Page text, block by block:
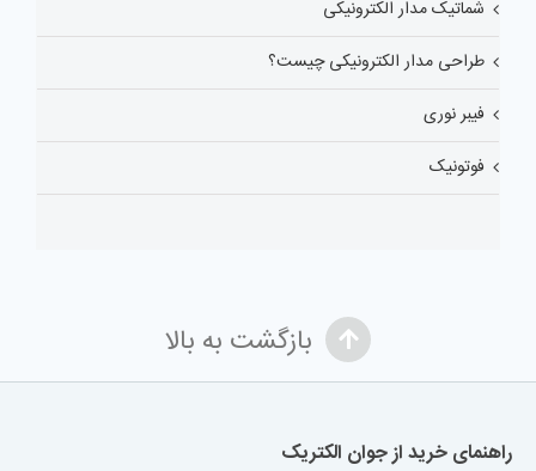
شماتیک مدار الکترونیکی
طراحی مدار الکترونیکی چیست؟
فیبر نوری
فوتونیک
بازگشت به بالا
راهنمای خرید از جوان الکتریک